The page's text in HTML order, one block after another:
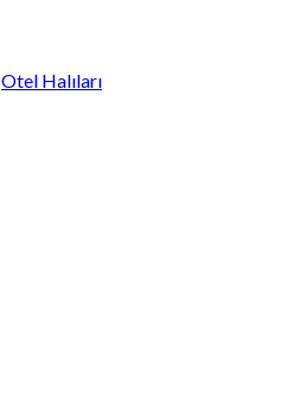
Otel Halıları